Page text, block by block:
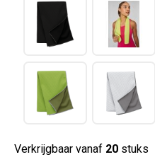
Verkrijgbaar vanaf 20stuks